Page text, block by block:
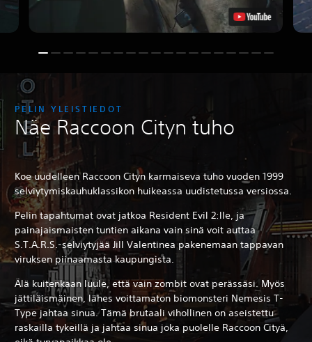
PELIN YLEISTIEDOT
Näe Raccoon Cityn tuho
Koe uudelleen Raccoon Cityn karmaiseva tuho vuoden 1999
selviytymiskauhuklassikon huikeassa uudistetussa versiossa.
Pelin tapahtumat ovat jatkoa Resident Evil 2:lle, ja
painajaismaisten tuntien aikana vain sinä voit auttaa
S.T.A.R.S.-selviytyjää Jill Valentinea pakenemaan tappavan
viruksen piinaamasta kaupungista.
Älä kuitenkaan luule, että vain zombit ovat perässäsi. Myös
jättiläismäinen, lähes voittamaton biomonsteri Nemesis T-
Type jahtaa sinua. Tämä brutaali vihollinen on aseistettu
raskailla tykeillä ja jahtaa sinua joka puolelle Raccoon Cityä,